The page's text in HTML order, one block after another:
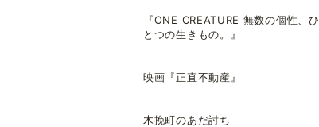
『ONE CREATURE 無数の個性、ひ
とつの生きもの。』
映画『正直不動産』
木挽町のあだ討ち